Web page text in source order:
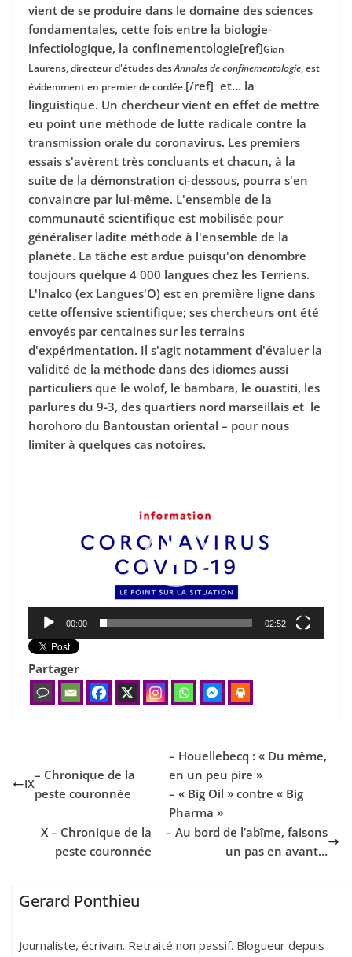
vient de se produire dans le domaine des sciences
fondamentales, cette fois entre la biologie-
infectiologique, la confinementologie[ref]Gian
Laurens, directeur d'études desAnnales de confinementologie, est
évidemment en premier de cordée.[/ref] et… la
linguistique. Un chercheur vient en effet de mettre
eu point une méthode de lutte radicale contre la
transmission orale du coronavirus. Les premiers
essais s'avèrent très concluants et chacun, à la
suite de la démonstration ci-dessous, pourra s'en
convaincre par lui-même. L'ensemble de la
communauté scientifique est mobilisée pour
généraliser ladite méthode à l'ensemble de la
planète. La tâche est ardue puisqu'on dénombre
toujours quelque 4 000 langues chez les Terriens.
L'Inalco (ex Langues'O) est en première ligne dans
cette offensive scientifique; ses chercheurs ont été
envoyés par centaines sur les terrains
d'expérimentation. Il s'agit notamment d'évaluer la
validité de la méthode dans des idiomes aussi
particuliers que le wolof, le bambara, le ouastiti, les
parlures du 9-3, des quartiers nord marseillais et le
horohoro du Bantoustan oriental – pour nous
limiter à quelques cas notoires.
00:00 02:52
Partager
IX
– Chronique de la
peste couronnée
– Houellebecq : « Du même,
en un peu pire »
– « Big Oil » contre « Big
Pharma »
X – Chronique de la
peste couronnée
– Au bord de l’abîme, faisons
un pas en avant…
Gerard Ponthieu
Journaliste, écrivain. Retraité non passif. Blogueur depuis